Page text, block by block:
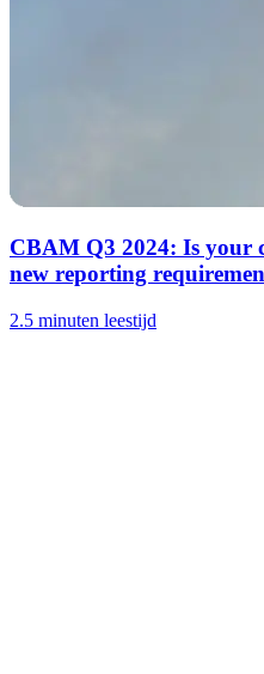
CBAM Q3 2024: Is your
new reporting
2.5 minuten leestijd